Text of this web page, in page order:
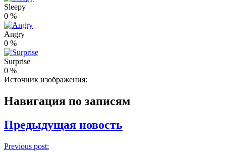
Sleepy
0 %
Angry
0 %
Surprise
0 %
Источник изображения:
Навигация по записям
Предыдущая новость
Previous post: